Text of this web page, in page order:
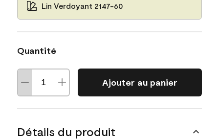
Lin Verdoyant 2147-60
Quantité
Ajouter au panier
Détails du produit